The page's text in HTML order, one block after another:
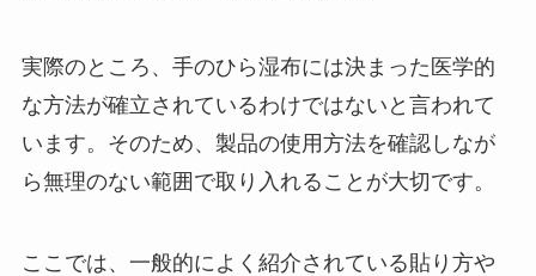
実際のところ、手のひら湿布には決まった医学的
な方法が確立されているわけではないと言われて
います。そのため、製品の使用方法を確認しなが
ら無理のない範囲で取り入れることが大切です。
ここでは、一般的によく紹介されている貼り方や